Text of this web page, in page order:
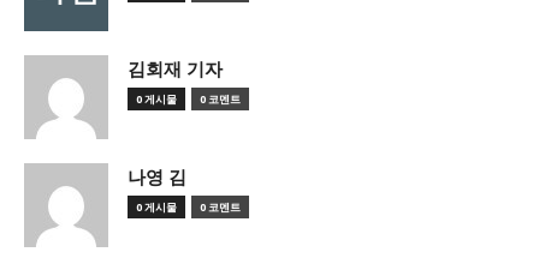
김회재 기자
0 게시물 0 코멘트
나영 김
0 게시물 0 코멘트